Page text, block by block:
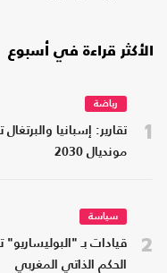
الأكثر قراءة في أسبوع
1
رياضة
تقارير: إسبانيا
مونديال 2030
2
سياسة
قيادات بـ
الحكم الذاتي المغربي